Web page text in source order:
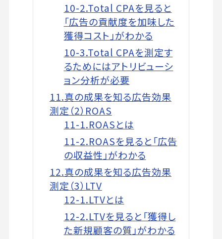
10-2.Total CPAを見ると
「広告の貢献度を加味した
獲得コスト」がわかる
10-3.Total CPAを測定す
るためにはアトリビューシ
ョン分析が必要
11.真の成果を知る広告効果
測定（2）ROAS
11-1.ROASとは
11-2.ROASを見ると「広告
の収益性」がわかる
12.真の成果を知る広告効果
測定（3）LTV
12-1.LTVとは
12-2.LTVを見ると「獲得し
た新規顧客の質」がわかる